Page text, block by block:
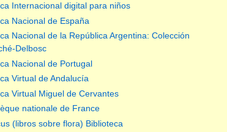
Internacional digital para niños
Nacional de España
Nacional de la República Argentina: Colección
Delbosc
Nacional de Portugal
Virtual de Andalucía
Virtual Miguel de Cervantes
nationale de France
(libros sobre flora) Biblioteca